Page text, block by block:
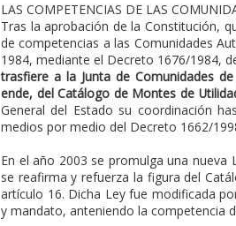
LAS COMPETENCIAS DE LAS
Tras la aprobación de la Constitución,
de competencias a las Comunidades
1984, mediante el Decreto 1676/1984,
trasfiere a la Junta de Comunidades
ende, del Catálogo de Montes de
General del Estado su coordinación
medios por medio del Decreto 1662/
En el año 2003 se promulga una
se reafirma y refuerza la figura del
artículo 16. Dicha Ley fue modificada
y mandato, anteniendo la competencia